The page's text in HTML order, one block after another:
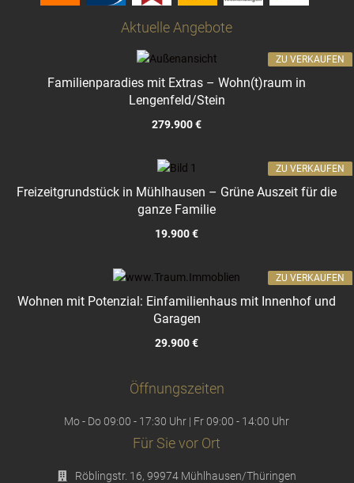
Aktuelle Angebote
Familienparadies mit Extras – Wohn(t)raum in
Lengenfeld/Stein
279.900 €
ZU VERKAUFEN
Freizeitgrundstück in Mühlhausen – Grüne Auszeit für die
ganze Familie
19.900 €
ZU VERKAUFEN
Wohnen mit Potenzial: Einfamilienhaus mit Innenhof und
Garagen
29.900 €
ZU VERKAUFEN
Öffnungszeiten
Mo - Do 09:00 - 17:30 Uhr | Fr 09:00 - 14:00 Uhr
Für Sie vor Ort
Röblingstr. 16, 99974 Mühlhausen/Thüringen